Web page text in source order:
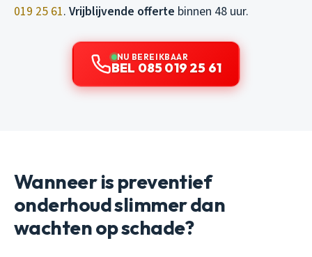
019 25 61. Vrijblijvende offerte binnen 48 uur.
NU BEREIKBAAR
BEL 085 019 25 61
Wanneer is preventief
onderhoud slimmer dan
wachten op schade?